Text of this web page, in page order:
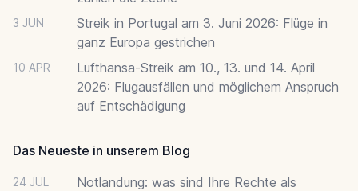
3 JUN
Streik in Portugal am 3. Juni 2026: Flüge in
ganz Europa gestrichen
10 APR
Lufthansa-Streik am 10., 13. und 14. April
2026: Flugausfällen und möglichem Anspruch
auf Entschädigung
Das Neueste in unserem Blog
24 JUL
Notlandung: was sind Ihre Rechte als